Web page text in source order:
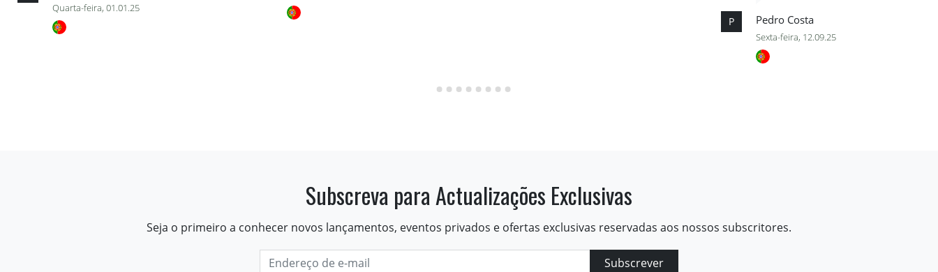
Quarta-feira, 01.01.25
P Pedro Costa
Sexta-feira, 12.09.25
Subscreva para Actualizações Exclusivas
Seja o primeiro a conhecer novos lançamentos, eventos privados e ofertas exclusivas reservadas aos nossos subscritores.
Subscrever